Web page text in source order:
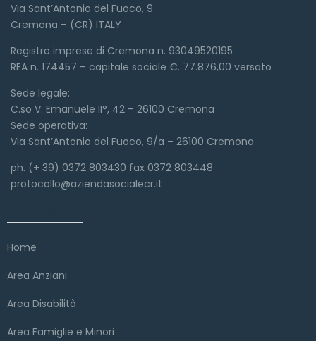
Via Sant’Antonio del Fuoco, 9
Cremona – (CR) ITALY
Registro imprese di Cremona n. 93049520195
REA n. 174457 – capitale sociale €. 77.876,00 versato
Sede legale:
C.so V. Emanuele II°, 42 – 26100 Cremona
Sede operativa:
Via Sant’Antonio del Fuoco, 9/a – 26100 Cremona
ph. (+ 39) 0372 803430 fax 0372 803448
protocollo@aziendasocialecr.it
Home
Area Anziani
Area Disabilità
Area Famiglie e Minori